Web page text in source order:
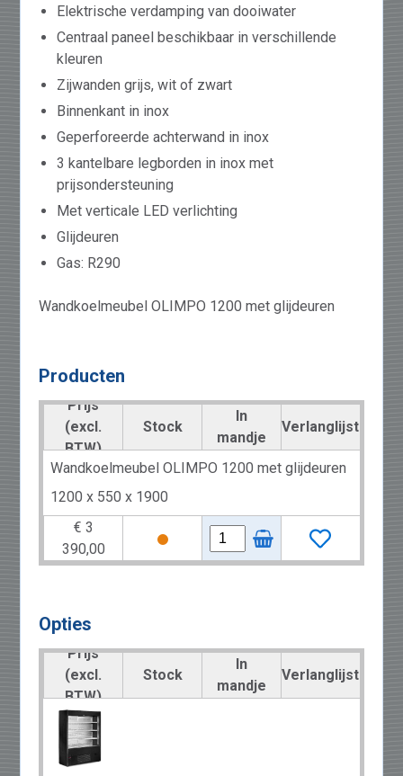
Elektrische verdamping van dooiwater
Centraal paneel beschikbaar in verschillende
kleuren
Zijwanden grijs, wit of zwart
Binnenkant in inox
Geperforeerde achterwand in inox
3 kantelbare legborden in inox met
prijsondersteuning
Met verticale LED verlichting
Glijdeuren
Gas: R290
Wandkoelmeubel OLIMPO 1200 met glijdeuren
Producten
Prijs
(excl.
BTW)
Stock
In
mandje
Verlanglijst
Wandkoelmeubel OLIMPO 1200 met glijdeuren
1200 x 550 x 1900
€ 3
390,00
Opties
Prijs
(excl.
BTW)
Stock
In
mandje
Verlanglijst